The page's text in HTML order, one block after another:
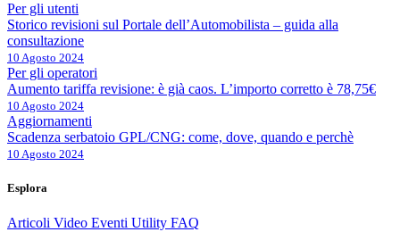
Per gli utenti
Storico revisioni sul Portale dell’Automobilista – guida alla
consultazione
10 Agosto 2024
Per gli operatori
Aumento tariffa revisione: è già caos. L’importo corretto è 78,75€
10 Agosto 2024
Aggiornamenti
Scadenza serbatoio GPL/CNG: come, dove, quando e perchè
10 Agosto 2024
Esplora
Articoli Video Eventi Utility FAQ